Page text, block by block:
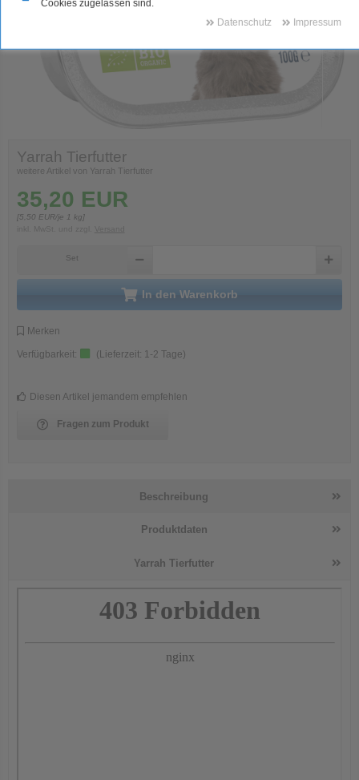
Yarrah Tierfutter
weitere Artikel von Yarrah Tierfutter
35,20 EUR
[5,50 EUR/je 1 kg]
inkl. MwSt.
Set
in den Warenkorb
Merken
Verfügbarkeit: (Lieferzeit: 1-2 Tage)
Diesen Artikel jemandem empfehlen
Fragen zum Produkt
Beschreibung
Produktdaten
Yarrah Tierfutter
Cookies zugelassen sind.
Datenschutz Impressum